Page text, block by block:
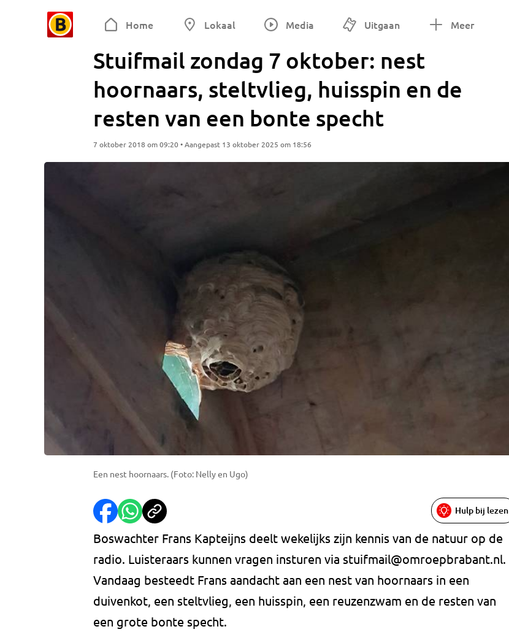
Home Lokaal Media Uitgaan Meer
Stuifmail zondag 7 oktober: nest
hoornaars, steltvlieg, huisspin en de
resten van een bonte specht
7 oktober 2018 om 09:20 • Aangepast 13 oktober 2025 om 18:56
Een nest hoornaars. (Foto: Nelly en Ugo)
Hulp bij lezen
Boswachter Frans Kapteijns deelt wekelijks zijn kennis van de natuur op de
radio. Luisteraars kunnen vragen insturen via stuifmail@omroepbrabant.nl.
Vandaag besteedt Frans aandacht aan een nest van hoornaars in een
duivenkot, een steltvlieg, een huisspin, een reuzenzwam en de resten van
een grote bonte specht.